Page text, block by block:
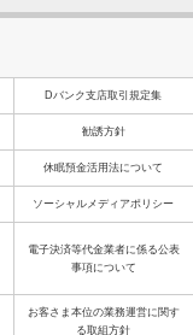
Dバンク支店取引規定集
勧誘方針
休眠預金活用法について
ソーシャルメディアポリシー
電子決済等代金業者に係る公表
事項について
お客さま本位の業務運営に関す
る取組方針